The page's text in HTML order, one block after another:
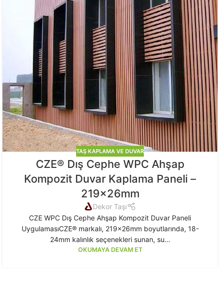
TAŞ KAPLAMA VE DUVAR
CZE® Dış Cephe WPC Ahşap
Kompozit Duvar Kaplama Paneli –
219x26mm
Dekor Taşı
CZE WPC Dış Cephe Ahşap Kompozit Duvar Paneli
UygulamasıCZE® markalı, 219x26mm boyutlarında, 18-
24mm kalınlık seçenekleri sunan, su...
OKUMAYA DEVAM ET